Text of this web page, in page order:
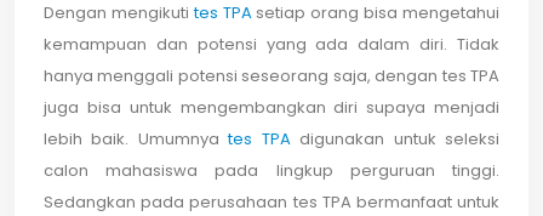
Dengan mengikutites TPAsetiap orang bisa mengetahui
kemampuan dan potensi yang ada dalam diri. Tidak
hanya menggali potensi seseorang saja, dengan tes TPA
juga bisa untuk mengembangkan diri supaya menjadi
lebih baik. Umumnyates TPAdigunakan untuk seleksi
calon mahasiswa pada lingkup perguruan tinggi.
Sedangkan pada perusahaan tes TPA bermanfaat untuk